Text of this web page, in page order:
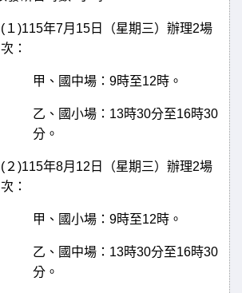
( １ )115年7月 15 日（星期三）辦理2場
次：
甲、國中場： 9時至12時。
乙、國小場： 13時30分至16時30
分。
( ２ )115年8月 12 日（星期三）辦理2場
次：
甲、國小場： 9時至12時。
乙、國中場： 13時30分至16時30
分。